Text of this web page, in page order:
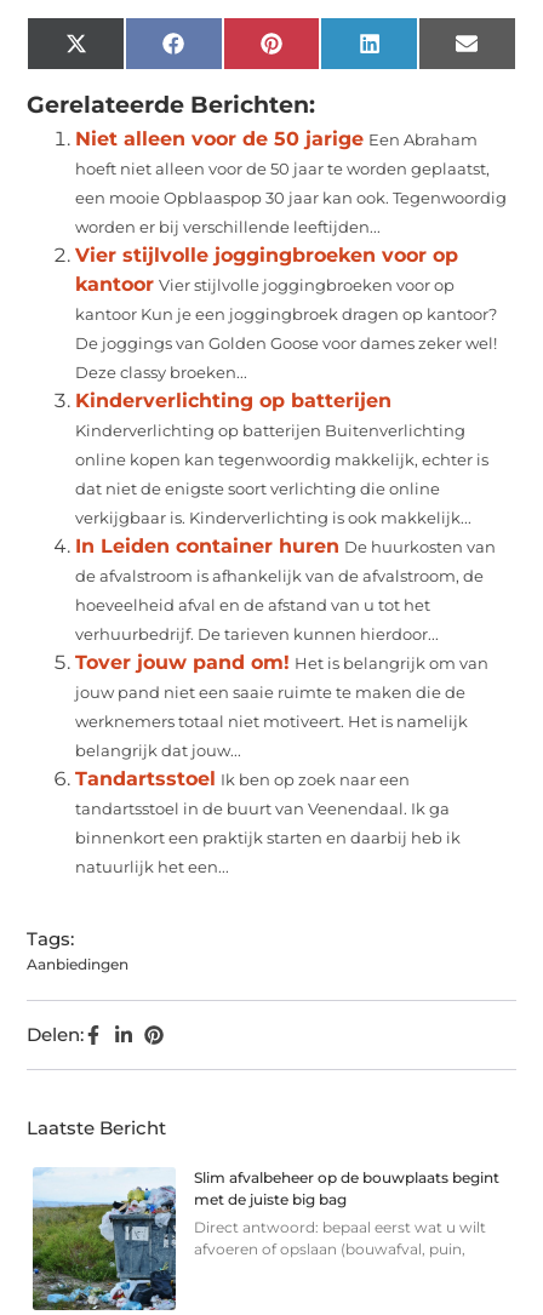
X
(Twitter)
Facebook Pinterest LinkedIn Email
Gerelateerde Berichten:
Niet alleen voor de 50 jarige Een Abraham
hoeft niet alleen voor de 50 jaar te worden geplaatst,
een mooie Opblaaspop 30 jaar kan ook. Tegenwoordig
worden er bij verschillende leeftijden...
Vier stijlvolle joggingbroeken voor op
kantoor Vier stijlvolle joggingbroeken voor op
kantoor Kun je een joggingbroek dragen op kantoor?
De joggings van Golden Goose voor dames zeker wel!
Deze classy broeken...
Kinderverlichting op batterijen
Kinderverlichting op batterijen Buitenverlichting
online kopen kan tegenwoordig makkelijk, echter is
dat niet de enigste soort verlichting die online
verkijgbaar is. Kinderverlichting is ook makkelijk...
In Leiden container huren De huurkosten van
de afvalstroom is afhankelijk van de afvalstroom, de
hoeveelheid afval en de afstand van u tot het
verhuurbedrijf. De tarieven kunnen hierdoor...
Tover jouw pand om! Het is belangrijk om van
jouw pand niet een saaie ruimte te maken die de
werknemers totaal niet motiveert. Het is namelijk
belangrijk dat jouw...
Tandartsstoel Ik ben op zoek naar een
tandartsstoel in de buurt van Veenendaal. Ik ga
binnenkort een praktijk starten en daarbij heb ik
natuurlijk het een...
Tags:
Aanbiedingen
Delen:
Laatste Bericht
Slim afvalbeheer op de bouwplaats begint
met de juiste big bag
Direct antwoord: bepaal eerst wat u wilt
afvoeren of opslaan (bouwafval, puin,